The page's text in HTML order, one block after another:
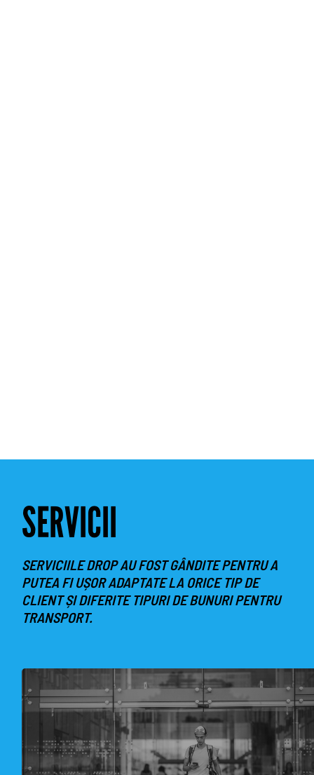
SERVICII
SERVICIILE DROP AU FOST GÂNDITE PENTRU A
PUTEA FI UȘOR ADAPTATE LA ORICE TIP DE
CLIENT ȘI DIFERITE TIPURI DE BUNURI PENTRU
TRANSPORT.